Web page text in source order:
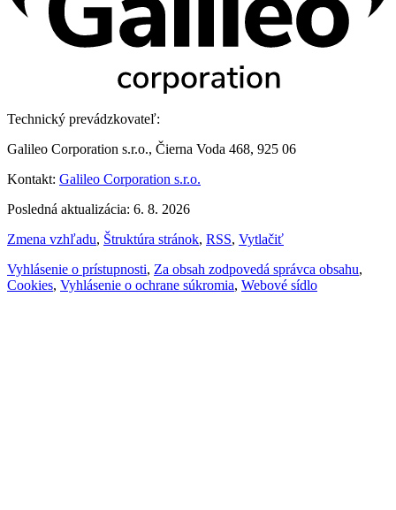
Technický prevádzkovateľ:
Galileo Corporation s.r.o., Čierna Voda 468, 925 06
Kontakt: Galileo Corporation s.r.o.
Posledná aktualizácia: 6. 8. 2026
Zmena vzhľadu, Štruktúra stránok, RSS, Vytlačiť
Vyhlásenie o prístupnosti, Za obsah zodpovedá správca obsahu,
Cookies, Vyhlásenie o ochrane súkromia, Webové sídlo